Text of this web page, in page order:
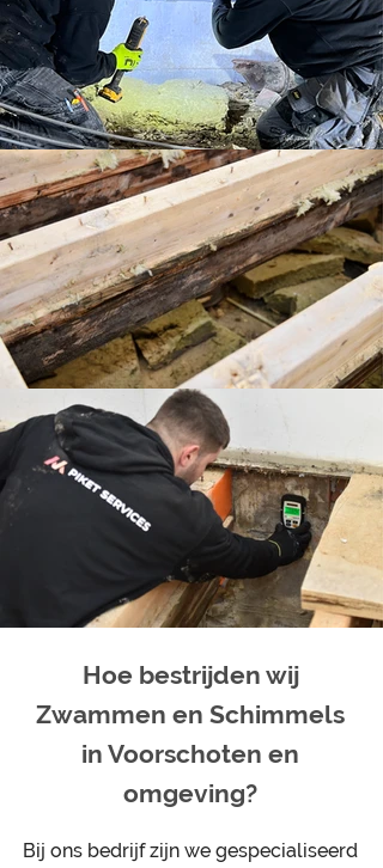
Hoe bestrijden wij
Zwammen en Schimmels
in Voorschoten en
omgeving?
Bij ons bedrijf zijn we gespecialiseerd